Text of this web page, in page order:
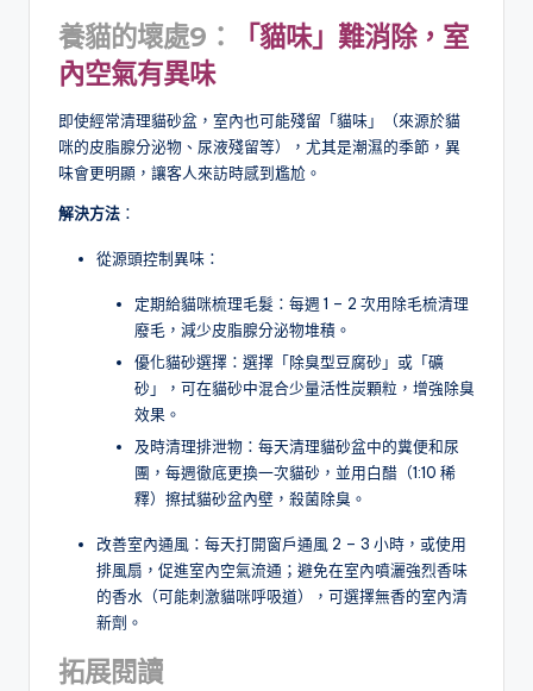
養貓的壞處9：
「貓味」難消除，室
內空氣有異味
即使經常清理貓砂盆，室內也可能殘留「貓味」（來源於貓
咪的皮脂腺分泌物、尿液殘留等），尤其是潮濕的季節，異
味會更明顯，讓客人來訪時感到尷尬。
解決方法 ：
從源頭控制異味：
定期給貓咪梳理毛髮：每週 1 – 2 次用除毛梳清理
廢毛，減少皮脂腺分泌物堆積。
優化貓砂選擇：選擇「除臭型豆腐砂」或「礦
砂」，可在貓砂中混合少量活性炭顆粒，增強除臭
效果。
及時清理排泄物：每天清理貓砂盆中的糞便和尿
團，每週徹底更換一次貓砂，並用白醋（1:10 稀
釋）擦拭貓砂盆內壁，殺菌除臭。
改善室內通風：每天打開窗戶通風 2 – 3 小時，或使用
排風扇，促進室內空氣流通；避免在室內噴灑強烈香味
的香水（可能刺激貓咪呼吸道），可選擇無香的室內清
新劑。
拓展閱讀